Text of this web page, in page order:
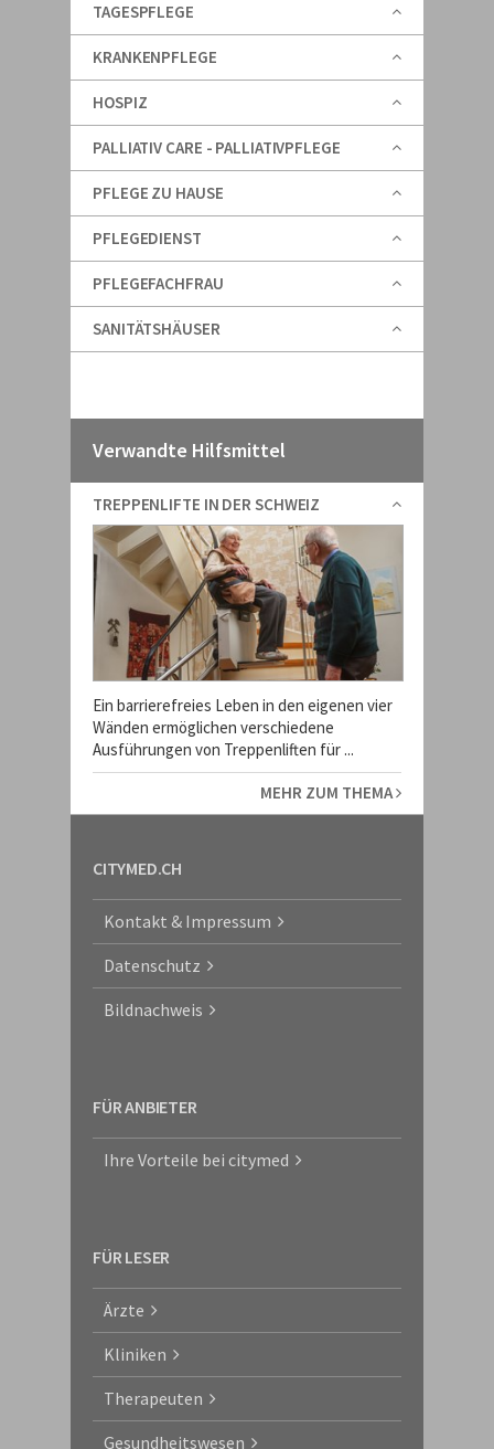
TAGESPFLEGE
KRANKENPFLEGE
HOSPIZ
PALLIATIV CARE - PALLIATIVPFLEGE
PFLEGE ZU HAUSE
PFLEGEDIENST
PFLEGEFACHFRAU
SANITÄTSHÄUSER
Verwandte Hilfsmittel
TREPPENLIFTE IN DER SCHWEIZ
Ein barrierefreies Leben in den eigenen vier
Wänden ermöglichen verschiedene
Ausführungen von Treppenliften für ...
MEHR ZUM THEMA
CITYMED.CH
Kontakt & Impressum
Datenschutz
Bildnachweis
FÜR ANBIETER
Ihre Vorteile bei citymed
FÜR LESER
Ärzte
Kliniken
Therapeuten
Gesundheitswesen